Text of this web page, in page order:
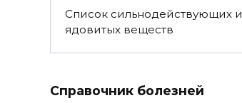
Список сильнодействующих и
ядовитых веществ
Справочник болезней